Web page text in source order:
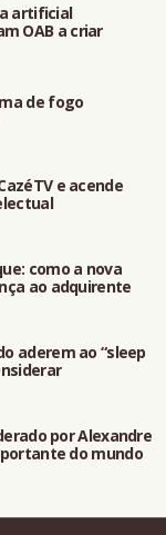
artificial
OAB a criar
de fogo
e acende
como a nova
ao adquirente
aderem ao “sleep
por Alexandre
do mundo